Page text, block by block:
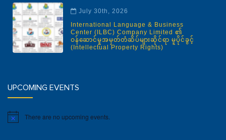
July 30th, 2026
International Language & Business
Center (ILBC) Company Limited ၏
ဝန်ဆောင်မှုအမှတ်တံဆိပ်များဆိုင်ရာ မူပိုင်ခွင့်
(Intellectual Property Rights)
UPCOMING EVENTS
Notice There are no upcoming events.